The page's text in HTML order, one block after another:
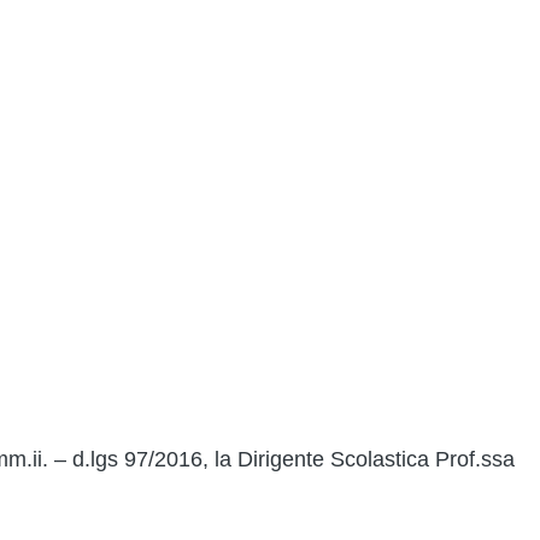
– d.lgs 97/2016, la Dirigente Scolastica Prof.ssa